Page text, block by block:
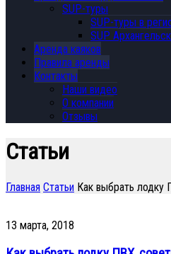
SUP-туры
SUP-туры в
SUP
Аренда каяков
Правила аренды
Контакты
Наши видео
О компании
Отзывы
Статьи
Главная Статьи Как выбрать
13 марта, 2018